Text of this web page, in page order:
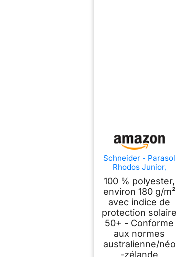
Schneider - Parasol
Rhodos Junior,
Naturel, env. 230 x
230 cm, 8 pièces,
Parasol carré
100 % polyester,
environ 180 g/m²
avec indice de
protection solaire
50+ - Conforme
aux normes
australienne/néo
-zélande